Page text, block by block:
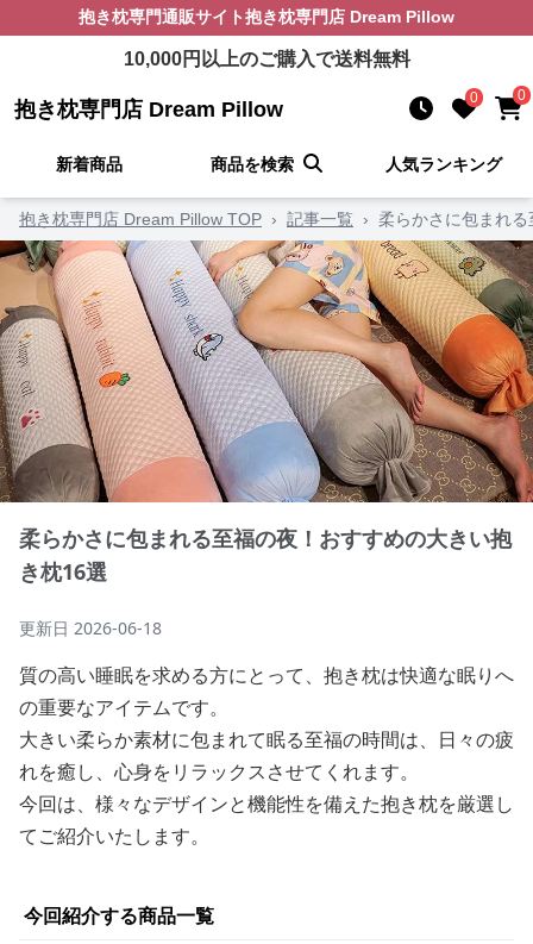
抱き枕専門通販サイト抱き枕専門店 Dream Pillow
10,000円以上のご購入で送料無料
抱き枕専門店 Dream Pillow 0 0
新着商品 商品を検索 人気ランキング
抱き枕専門店 Dream Pillow TOP › 記事一覧 › 柔らかさに包まれ
柔らかさに包まれる至福の夜！おすすめの大きい抱
き枕16選
更新日 2026-06-18
質の高い睡眠を求める方にとって、抱き枕は快適な眠りへ
の重要なアイテムです。
大きい柔らか素材に包まれて眠る至福の時間は、日々の疲
れを癒し、心身をリラックスさせてくれます。
今回は、様々なデザインと機能性を備えた抱き枕を厳選し
てご紹介いたします。
今回紹介する商品一覧